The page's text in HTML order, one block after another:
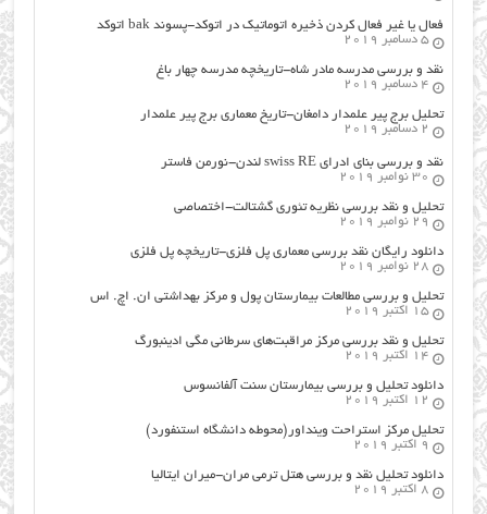
فعال یا غیر فعال کردن ذخیره اتوماتیک در اتوکد-پسوند bak اتوکد
5 دسامبر 2019
نقد و بررسی مدرسه مادر شاه-تاریخچه مدرسه چهار باغ
4 دسامبر 2019
تحلیل برج پیر علمدار دامغان-تاریخ معماری برج پیر علمدار
2 دسامبر 2019
نقد و بررسی بنای ادرای swiss RE لندن-نورمن فاستر
30 نوامبر 2019
تحلیل و نقد بررسی نظریه تئوری گشتالت-اختصاصی
29 نوامبر 2019
دانلود رایگان نقد بررسی معماری پل فلزی-تاریخچه پل فلزی
28 نوامبر 2019
تحلیل و بررسی مطالعات بیمارستان پول و مرکز بهداشتی ان. اچ. اس
15 اکتبر 2019
تحلیل و نقد بررسی مرکز مراقبت‌های سرطانی مگی ادینبورگ
14 اکتبر 2019
دانلود تحلیل و بررسی بیمارستان سنت آلفانسوس
12 اکتبر 2019
تحلیل مرکز استراحت وینداور(محوطه دانشگاه استنفورد)
9 اکتبر 2019
دانلود تحلیل نقد و بررسی هتل ترمی مران-میران ایتالیا
8 اکتبر 2019